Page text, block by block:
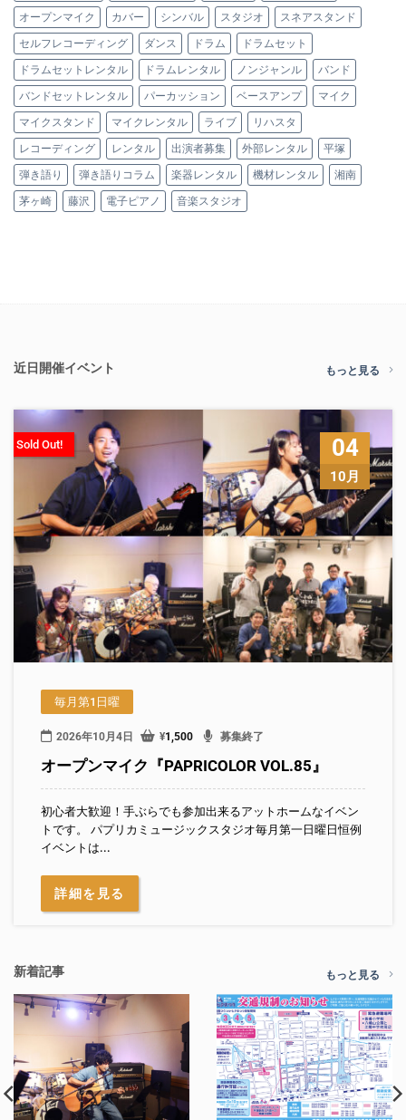
オープンマイク カバー シンバル スタジオ スネアスタンド
セルフレコーディング ダンス ドラム ドラムセット
ドラムセットレンタル ドラムレンタル ノンジャンル バンド
バンドセットレンタル パーカッション ベースアンプ マイク
マイクスタンド マイクレンタル ライブ リハスタ
レコーディング レンタル 出演者募集 外部レンタル 平塚
弾き語り 弾き語りコラム 楽器レンタル 機材レンタル 湘南
茅ヶ崎 藤沢 電子ピアノ 音楽スタジオ
近日開催イベント もっと見る
04
10月
Sold Out!
毎月第1日曜
2026年10月4日 ¥1,500 募集終了
オープンマイク『PAPRICOLOR VOL.85』
初心者大歓迎！手ぶらでも参加出来るアットホームなイベン
トです。 パプリカミュージックスタジオ毎月第一日曜日恒例
イベントは...
詳細を見る
新着記事 もっと見る